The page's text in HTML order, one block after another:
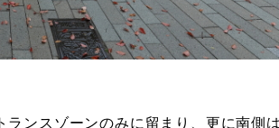
ンスゾーンのみに留まり、更に南側